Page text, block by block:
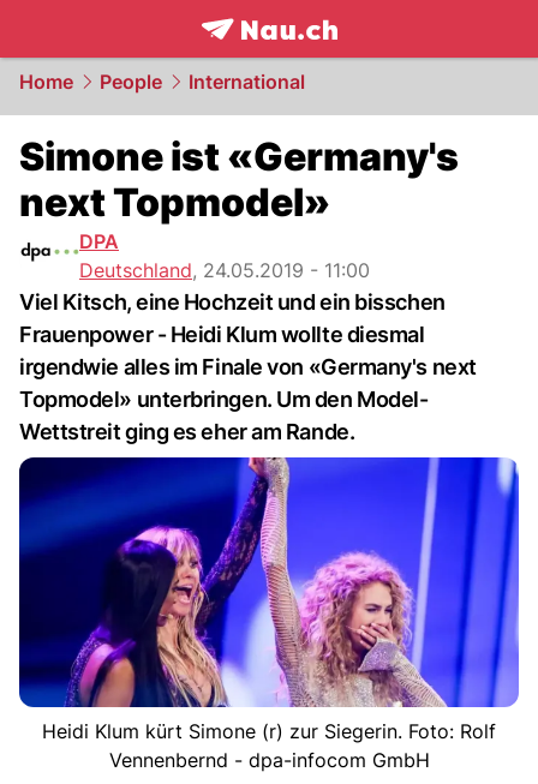
frontpage.NAU.ch
Home People International
Simone ist «Germany's
next Topmodel»
DPA
Deutschland, 24.05.2019 - 11:00
Viel Kitsch, eine Hochzeit und ein bisschen
Frauenpower - Heidi Klum wollte diesmal
irgendwie alles im Finale von «Germany's next
Topmodel» unterbringen. Um den Model-
Wettstreit ging es eher am Rande.
Heidi Klum kürt Simone (r) zur Siegerin. Foto: Rolf
Vennenbernd - dpa-infocom GmbH